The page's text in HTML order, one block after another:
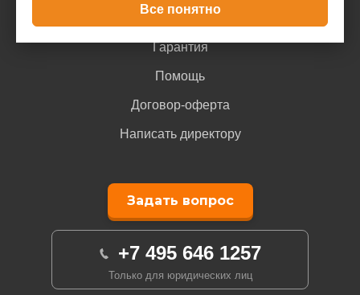
Все понятно
Доставка и оплата
Гарантия
Помощь
Договор-оферта
Написать директору
Задать вопрос
+7 495 646 1257
Только для юридических лиц